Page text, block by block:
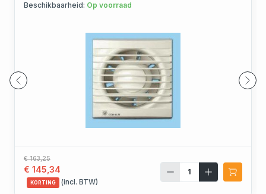
Beschikbaarheid: Op voorraad
€ 163,25
€ 145,34
KORTING (incl. BTW)